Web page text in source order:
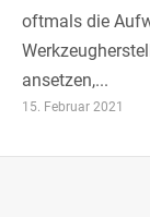
oftmals die
ansetzen,...
15. Februar 2021